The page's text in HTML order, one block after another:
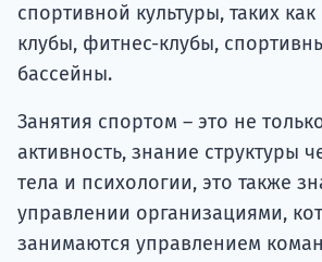
спортивной культуры, таких
клубы, фитнес-клубы,
бассейны.
Занятия спортом – это не
активность, знание структуры
тела и психологии, это также
управлении организациями,
занимаются управлением